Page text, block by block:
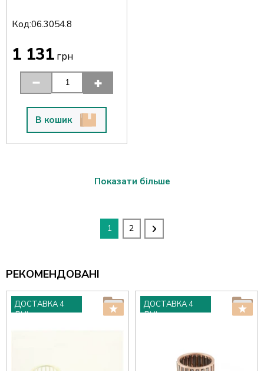
Код:06.3054.8
1 131грн
В кошик
Показати більше
1 2
РЕКОМЕНДОВАНІ
ДОСТАВКА 4
ДНІ
ДОСТАВКА 4
ДНІ